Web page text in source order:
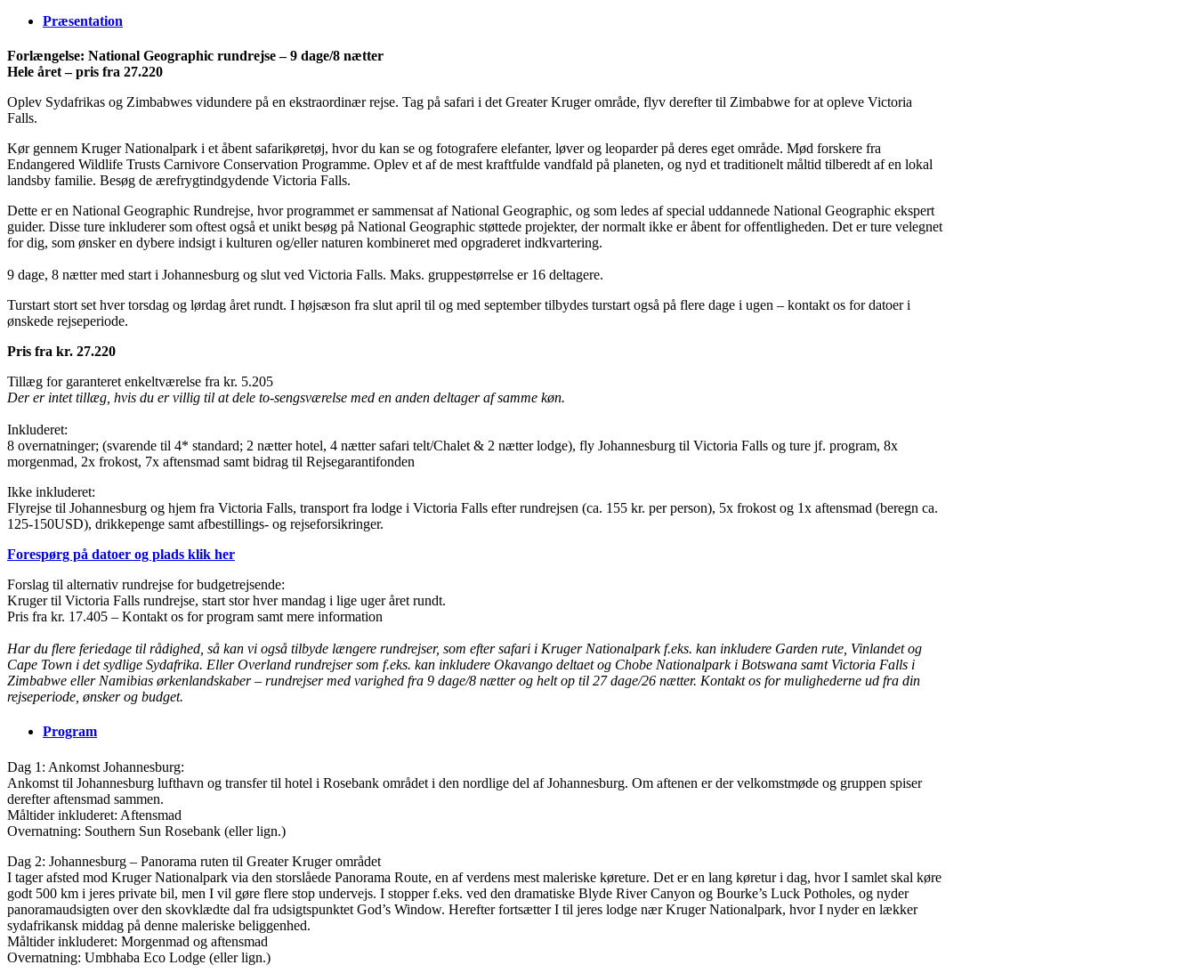
Præsentation
Forlængelse: National Geographic rundrejse – 9 dage/8 nætter
Hele året – pris fra 27.220
Oplev Sydafrikas og Zimbabwes vidundere på en ekstraordinær rejse. Tag på safari i det Greater Kruger område, flyv derefter til Zimbabwe for at opleve Victoria
Falls.
Kør gennem Kruger Nationalpark i et åbent safarikøretøj, hvor du kan se og fotografere elefanter, løver og leoparder på deres eget område. Mød forskere fra
Endangered Wildlife Trusts Carnivore Conservation Programme. Oplev et af de mest kraftfulde vandfald på planeten, og nyd et traditionelt måltid tilberedt af en lokal
landsby familie. Besøg de ærefrygtindgydende Victoria Falls.
Dette er en National Geographic Rundrejse, hvor programmet er sammensat af National Geographic, og som ledes af special uddannede National Geographic ekspert
guider. Disse ture inkluderer som oftest også et unikt besøg på National Geographic støttede projekter, der normalt ikke er åbent for offentligheden. Det er ture velegnet
for dig, som ønsker en dybere indsigt i kulturen og/eller naturen kombineret med opgraderet indkvartering.
9 dage, 8 nætter med start i Johannesburg og slut ved Victoria Falls. Maks. gruppestørrelse er 16 deltagere.
Turstart stort set hver torsdag og lørdag året rundt. I højsæson fra slut april til og med september tilbydes turstart også på flere dage i ugen – kontakt os for datoer i
ønskede rejseperiode.
Pris fra kr. 27.220
Tillæg for garanteret enkeltværelse fra kr. 5.205
Der er intet tillæg, hvis du er villig til at dele to-sengsværelse med en anden deltager af samme køn.
Inkluderet:
8 overnatninger; (svarende til 4* standard; 2 nætter hotel, 4 nætter safari telt/Chalet & 2 nætter lodge), fly Johannesburg til Victoria Falls og ture jf. program, 8x
morgenmad, 2x frokost, 7x aftensmad samt bidrag til Rejsegarantifonden
Ikke inkluderet:
Flyrejse til Johannesburg og hjem fra Victoria Falls, transport fra lodge i Victoria Falls efter rundrejsen (ca. 155 kr. per person), 5x frokost og 1x aftensmad (beregn ca.
125-150USD), drikkepenge samt afbestillings- og rejseforsikringer.
Forespørg på datoer og plads klik her
Forslag til alternativ rundrejse for budgetrejsende:
Kruger til Victoria Falls rundrejse, start stor hver mandag i lige uger året rundt.
Pris fra kr. 17.405 – Kontakt os for program samt mere information
Har du flere feriedage til rådighed, så kan vi også tilbyde længere rundrejser, som efter safari i Kruger Nationalpark f.eks. kan inkludere Garden rute, Vinlandet og
Cape Town i det sydlige Sydafrika. Eller Overland rundrejser som f.eks. kan inkludere Okavango deltaet og Chobe Nationalpark i Botswana samt Victoria Falls i
Zimbabwe eller Namibias ørkenlandskaber – rundrejser med varighed fra 9 dage/8 nætter og helt op til 27 dage/26 nætter. Kontakt os for mulighederne ud fra din
rejseperiode, ønsker og budget.
Program
Dag 1: Ankomst Johannesburg:
Ankomst til Johannesburg lufthavn og transfer til hotel i Rosebank området i den nordlige del af Johannesburg. Om aftenen er der velkomstmøde og gruppen spiser
derefter aftensmad sammen.
Måltider inkluderet: Aftensmad
Overnatning: Southern Sun Rosebank (eller lign.)
Dag 2: Johannesburg – Panorama ruten til Greater Kruger området
I tager afsted mod Kruger Nationalpark via den storslåede Panorama Route, en af ​​verdens mest maleriske køreture. Det er en lang køretur i dag, hvor I samlet skal køre
godt 500 km i jeres private bil, men I vil gøre flere stop undervejs. I stopper f.eks. ved den dramatiske Blyde River Canyon og Bourke’s Luck Potholes, og nyder
panoramaudsigten over den skovklædte dal fra udsigtspunktet God’s Window. Herefter fortsætter I til jeres lodge nær Kruger Nationalpark, hvor I nyder en lækker
sydafrikansk middag på denne maleriske beliggenhed.
Måltider inkluderet: Morgenmad og aftensmad
Overnatning: Umbhaba Eco Lodge (eller lign.)